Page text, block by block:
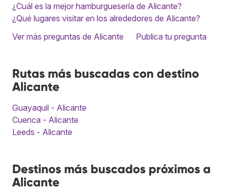
¿Cuál es la mejor hamburguesería de Alicante?
¿Qué lugares visitar en los alrededores de Alicante?
Ver más preguntas de Alicante
Publica tu pregunta
Rutas más buscadas con destino
Alicante
Guayaquil - Alicante
Cuenca - Alicante
Leeds - Alicante
Destinos más buscados próximos a
Alicante